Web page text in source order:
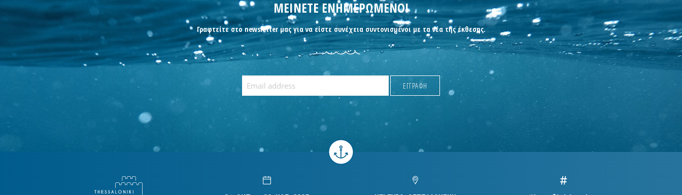
ΜΕΙΝΕΤΕ ΕΝΗΜΕΡΩΜΕΝΟΙ
Γραφτείτε στο newsletter μας για να είστε συνέχεια συντονισμένοι με τα νέα της έκθεσης.